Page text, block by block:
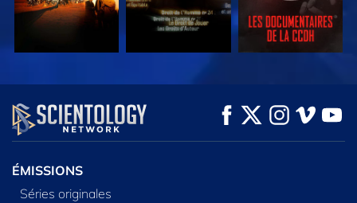
REGARDER REGARDER
DÉCOUVRIR LES
SÉRIES
ÉMISSIONS
Séries originales